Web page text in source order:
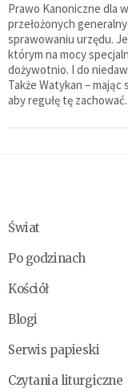
Prawo Kanoniczne dla
przełożonych
sprawowaniu urzędu.
którym na mocy
dożywotnio. I do
Także Watykan –
aby regułę tę zachować.
Świat
Po godzinach
Kościół
Blogi
Serwis papieski
Czytania liturgiczne